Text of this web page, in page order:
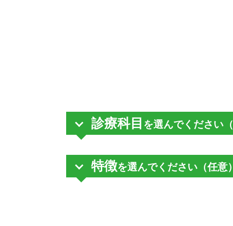
診療科目 を選んでください（
特徴を選んでください（任意）